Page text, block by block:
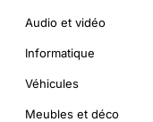
Audio et vidéo
Informatique
Véhicules
Meubles et déco